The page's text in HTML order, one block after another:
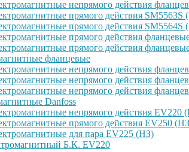
непрямого действия
прямого действия SM5563S
прямого действия
прямого действия
прямого действия
фланцевые
непрямого действия
непрямого действия
непрямого действия
Danfoss
непрямого действия EV220
прямого действия EV250
для пара EV225 (НЗ)
Б.К. EV220